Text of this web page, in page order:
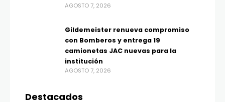
AGOSTO 7, 2026
Gildemeister renueva compromiso
con Bomberos y entrega 19
camionetas JAC nuevas para la
institución
AGOSTO 7, 2026
Destacados